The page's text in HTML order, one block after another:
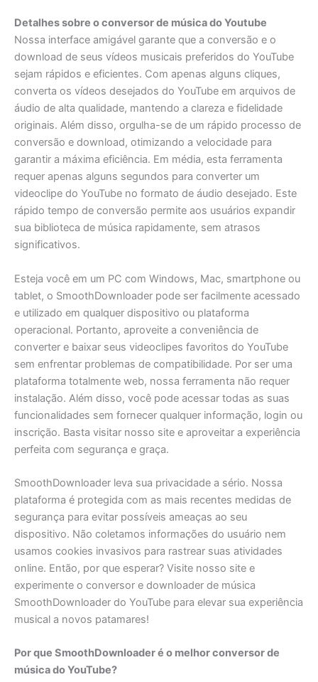
Detalhes sobre o conversor de música do Youtube
Nossa interface amigável garante que a conversão e o
download de seus vídeos musicais preferidos do YouTube
sejam rápidos e eficientes. Com apenas alguns cliques,
converta os vídeos desejados do YouTube em arquivos de
áudio de alta qualidade, mantendo a clareza e fidelidade
originais. Além disso, orgulha-se de um rápido processo de
conversão e download, otimizando a velocidade para
garantir a máxima eficiência. Em média, esta ferramenta
requer apenas alguns segundos para converter um
videoclipe do YouTube no formato de áudio desejado. Este
rápido tempo de conversão permite aos usuários expandir
sua biblioteca de música rapidamente, sem atrasos
significativos.
Esteja você em um PC com Windows, Mac, smartphone ou
tablet, o SmoothDownloader pode ser facilmente acessado
e utilizado em qualquer dispositivo ou plataforma
operacional. Portanto, aproveite a conveniência de
converter e baixar seus videoclipes favoritos do YouTube
sem enfrentar problemas de compatibilidade. Por ser uma
plataforma totalmente web, nossa ferramenta não requer
instalação. Além disso, você pode acessar todas as suas
funcionalidades sem fornecer qualquer informação, login ou
inscrição. Basta visitar nosso site e aproveitar a experiência
perfeita com segurança e graça.
SmoothDownloader leva sua privacidade a sério. Nossa
plataforma é protegida com as mais recentes medidas de
segurança para evitar possíveis ameaças ao seu
dispositivo. Não coletamos informações do usuário nem
usamos cookies invasivos para rastrear suas atividades
online. Então, por que esperar? Visite nosso site e
experimente o conversor e downloader de música
SmoothDownloader do YouTube para elevar sua experiência
musical a novos patamares!
Por que SmoothDownloader é o melhor conversor de
música do YouTube?